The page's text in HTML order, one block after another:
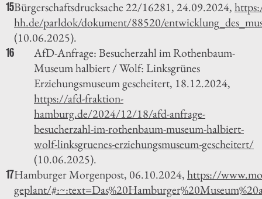
15Bürgerschaftsdrucksache 22/16281, 24.09.2024,
hh.de/parldok/dokument/88520/
(10.06.2025).
16
AfD-Anfrage: Besucherzahl im Rothenbaum-
Museum halbiert / Wolf: Linksgrünes
Erziehungsmuseum gescheitert, 18.12.2024,
https://afd-fraktion-
hamburg.de/2024/12/18/afd-anfrage-
besucherzahl-im-rothenbaum-museum-halbiert-
wolf-linksgruenes-erziehungsmuseum-gescheitert/
(10.06.2025).
17Hamburger Morgenpost, 06.10.2024,https://
geplant/